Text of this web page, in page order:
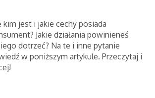
kim jest i jakie cechy posiada
Jakie działania powinieneś
dotrzeć? Na te i inne pytanie
w poniższym artykule. Przeczytaj i